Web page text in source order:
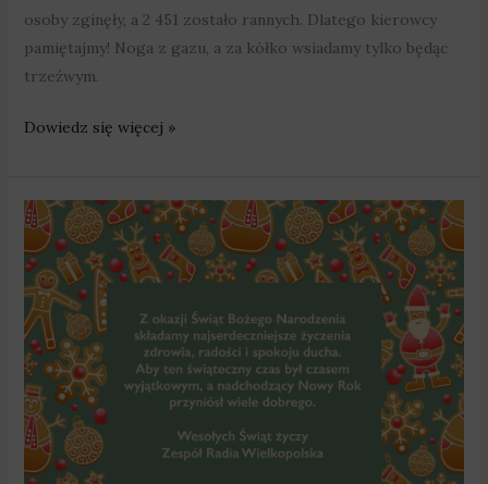
osoby zginęły, a 2 451 zostało rannych. Dlatego kierowcy
pamiętajmy! Noga z gazu, a za kółko wsiadamy tylko będąc
trzeźwym.
Dowiedz się więcej »
Zdrowia,
radości
i
spokoju
ducha
–
Wesołych
Świąt